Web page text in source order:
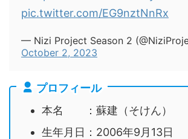
pic.twitter.com/EG9nztNnRx
— Nizi Project Season 2
October 2, 2023
プロフィール
本名 ：蘇建（そけん）
生年月日：2006年9月13日